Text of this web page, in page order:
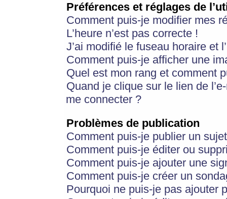
Préférences et réglages de
Comment puis-je modifier mes
L’heure n’est pas correcte !
J’ai modifié le fuseau horaire et
Comment puis-je afficher une
Quel est mon rang et comment
Quand je clique sur le lien de
me connecter ?
Problèmes de publication
Comment puis-je publier un
Comment puis-je éditer ou
Comment puis-je ajouter une
Comment puis-je créer un
Pourquoi ne puis-je pas ajouter